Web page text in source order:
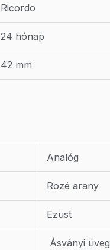
Ricordo
24 hónap
42 mm
Analóg
Rozé arany
Ezüst
Ásványi üveg